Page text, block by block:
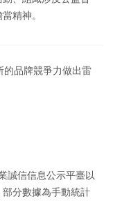
精神。
的品牌競爭力做出雷
誠信信息公示平臺以
分數據為手動統計